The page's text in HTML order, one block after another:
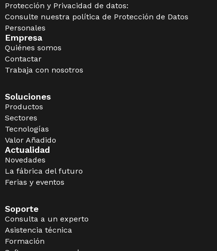
Protección y Privacidad de datos:
Consulte nuestra política de Protección de Datos
Personales
Empresa
Quiénes somos
Contactar
Trabaja con nosotros
Soluciones
Productos
Sectores
Tecnologías
Valor Añadido
Actualidad
Novedades
La fábrica del futuro
Ferias y eventos
Soporte
Consulta a un experto
Asistencia técnica
Formación